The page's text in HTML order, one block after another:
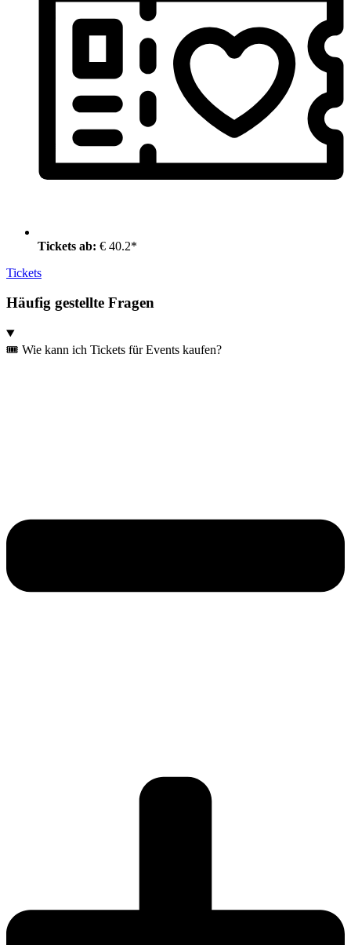
Tickets ab: € 40.2*
Tickets
Häufig gestellte Fragen
🎟️ Wie kann ich Tickets für Events kaufen?